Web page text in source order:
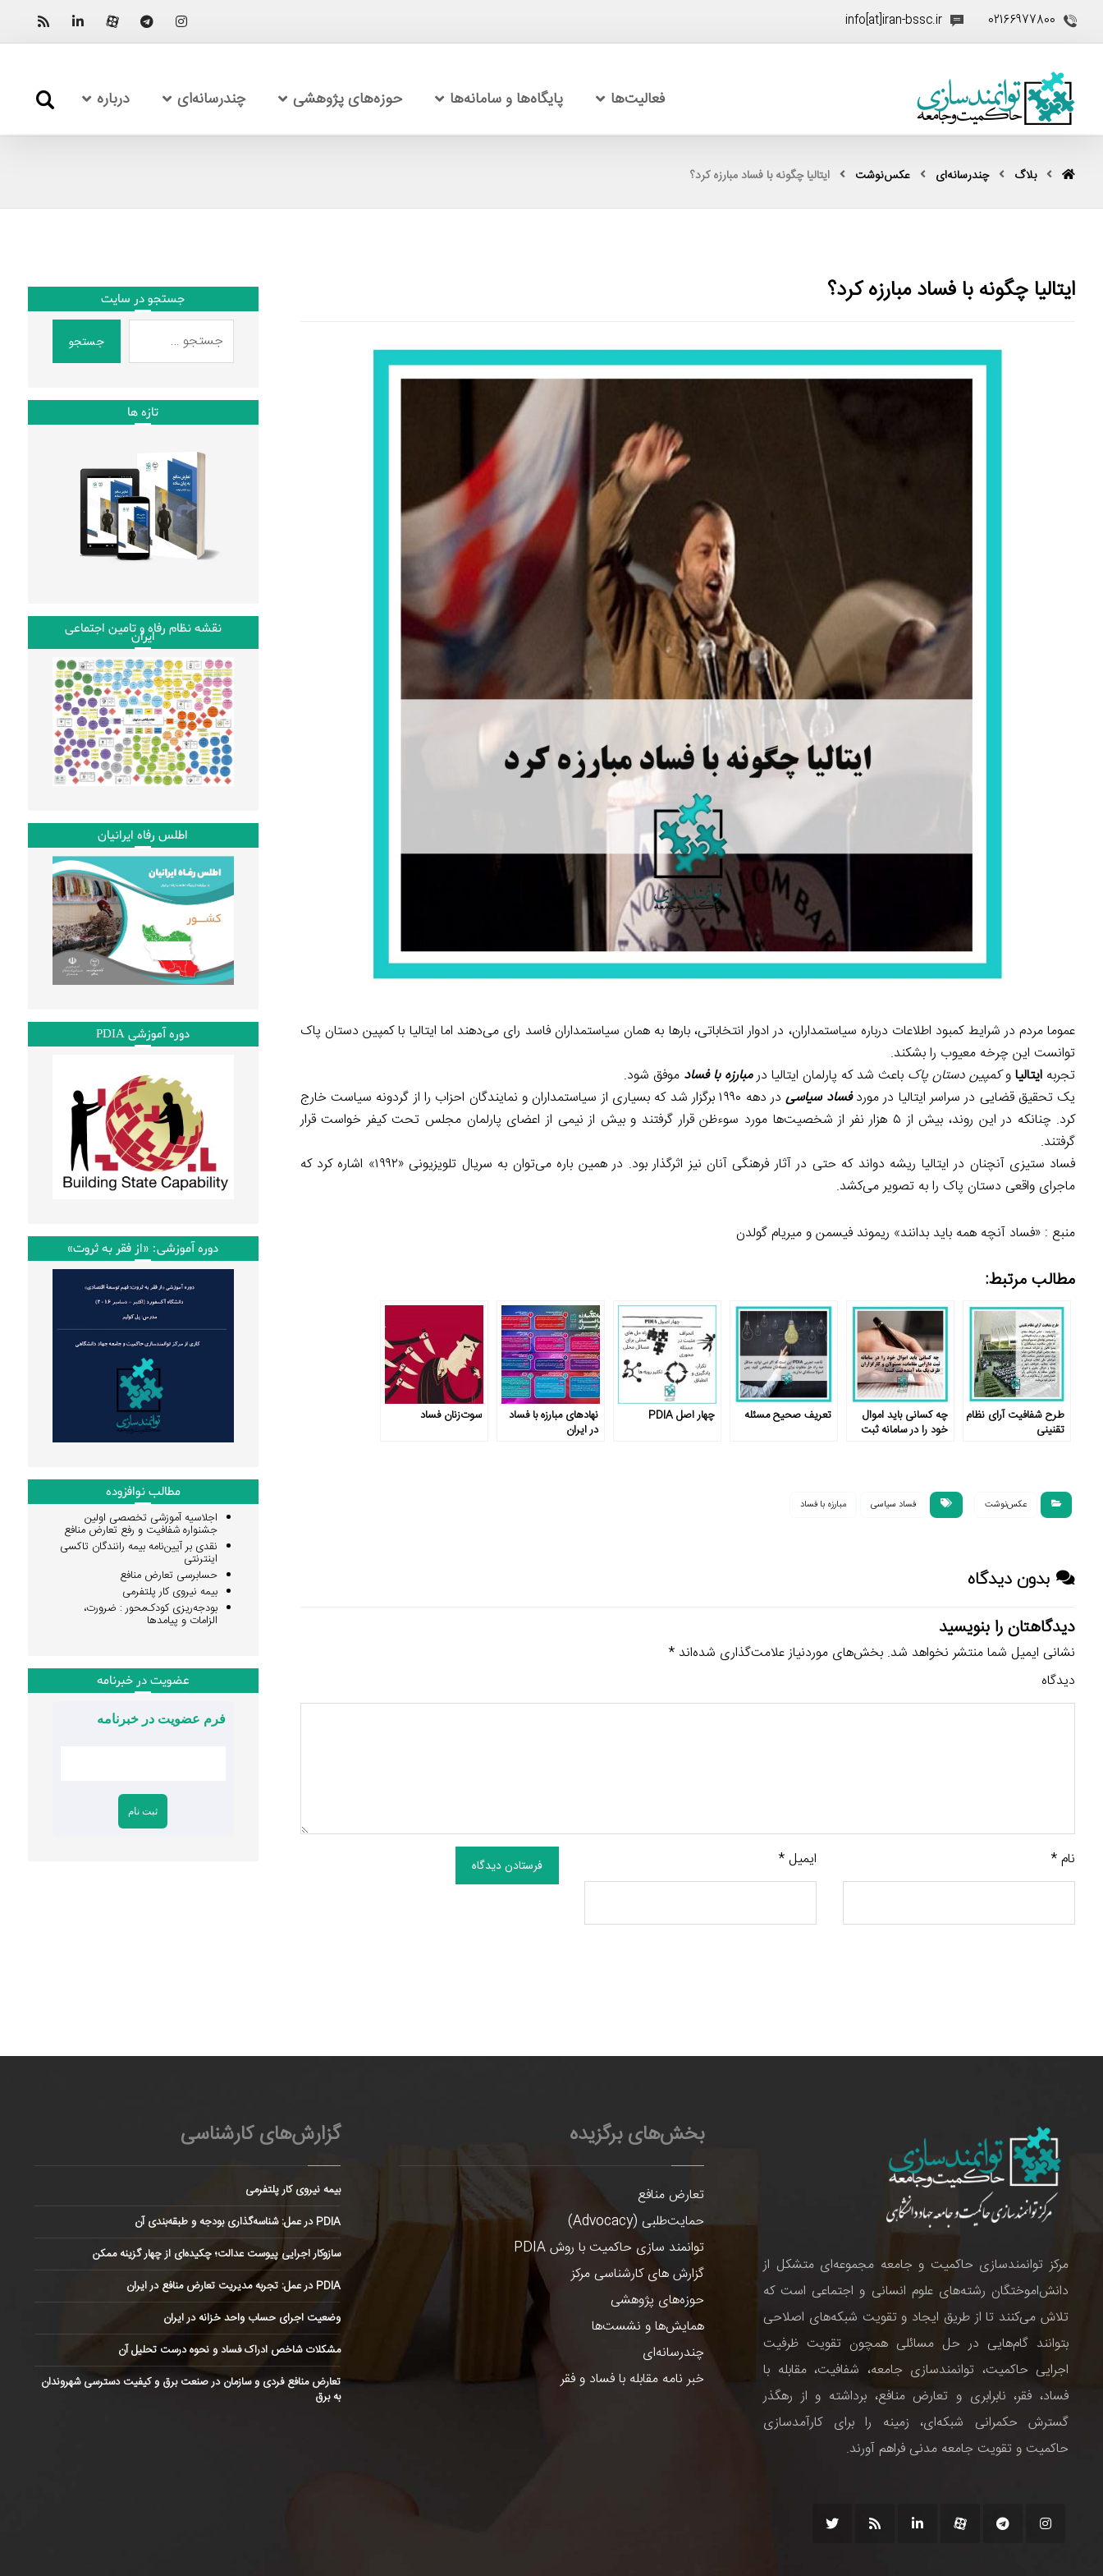
02166977800
info[at]iran-bssc.ir
فعالیت‌ها پایگاه‌ها و سامانه‌ها حوزه‌های پژوهشی چندرسانه‌ای درباره
بلاگ چندرسانه‌ای عکس‌نوشت ایتالیا چگونه با فساد مبارزه کرد؟
ایتالیا چگونه با فساد مبارزه کرد؟
عموما مردم در شرایط کمبود اطلاعات درباره سیاستمداران، در ادوار انتخاباتی، بارها به همان سیاستمداران فاسد رای می‌دهند اما ایتالیا با کمپین دستان پاک
توانست این چرخه معیوب را بشکند.
تجربه ایتالیاوکمپین دستان پاک باعث شد که پارلمان ایتالیا درمبارزه با فساد موفق شود.
یک تحقیق قضایی در سراسر ایتالیا در موردفساد سیاسی
در دهه ۱۹۹۰ برگزار شد که بسیاری از سیاستمداران و نمایندگان احزاب را از گردونه سیاست خارج
کرد. چنانکه در این روند، بیش از ۵ هزار نفر از شخصیت‌ها مورد سوءظن قرار گرفتند و بیش از نیمی از اعضای پارلمان مجلس تحت کیفر خواست قرار
گرفتند.
فساد ستیزی آنچنان در ایتالیا ریشه دواند که حتی در آثار فرهنگی آنان نیز اثرگذار بود. در همین باره می‌توان به سریال تلویزیونی «۱۹۹۲» اشاره کرد که
ماجرای واقعی دستان پاک را به تصویر می‌کشد.
منبع : «فساد آنچه همه باید بدانند‏‬‬» ریموند فیسمن و میریام گولدن
مطالب مرتبط:
طرح شفافیت آرای نظام
تقنینی
چه کسانی باید اموال
خود را در سامانه ثبت
تعریف صحیح مسئله چهار اصل PDIA
نهادهای مبارزه با فساد
در ایران
سوت‌زنان فساد
عکس‌نوشت فساد سیاسی مبارزه با فساد
بدون دیدگاه
دیدگاهتان را بنویسید
نشانی ایمیل شما منتشر نخواهد شد. بخش‌های موردنیاز علامت‌گذاری شده‌اند*
دیدگاه
نام* ایمیل* فرستادن دیدگاه
جستجو در سایت
جستجو
تازه ها
نقشه نظام رفاه و تامین اجتماعی
ایران
اطلس رفاه ایرانیان
دوره آموزشی PDIA
دوره آموزشی: «از فقر به ثروت»
مطالب نوافزوده
اجلاسیه آموزشی تخصصی اولین
جشنواره شفافیت و رفع تعارض منافع
نقدی بر آیین‌نامه بیمه رانندگان تاکسی
اینترنتی
حسابرسی تعارض منافع
بیمه نیروی کار پلتفرمی
بودجه‌ریزی کودک‌محور : ضرورت،
الزامات و پیامدها
عضویت در خبرنامه
فرم عضویت در خبرنامه
مرکز توانمندسازی حاکمیت و جامعه مجموعه‌ای متشکل از
دانش‌اموختگان رشته‌های علوم انسانی و اجتماعی است که
تلاش می‌کنند تا از طریق ایجاد و تقویت شبکه‌های اصلاحی
بتوانند گام‌هایی در حل مسائلی همچون تقویت ظرفیت
اجرایی حاکمیت، توانمندسازی جامعه، شفافیت، مقابله با
فساد، فقر، نابرابری و تعارض منافع، برداشته و از رهگذر
گسترش حکمرانی شبکه‌ای، زمینه را برای کارآمدسازی
حاکمیت و تقویت جامعه مدنی فراهم آورند.
بخش‌های برگزیده
تعارض منافع
حمایت‌طلبی (Advocacy)
توانمند سازی حاکمیت با روش PDIA
گزارش های کارشناسی مرکز
حوزه‌های پژوهشی
همایش‌ها و نشست‌ها
چندرسانه‌ای
خبر نامه مقابله با فساد و فقر
گزارش‌های کارشناسی
بیمه نیروی کار پلتفرمی
PDIA در عمل: شناسه‌گذاری بودجه و طبقه‌بندی آن
سازوکار اجرایی پیوست عدالت؛ چکیده‌ای از چهار گزینه ممکن
PDIA در عمل: تجربه مدیریت تعارض منافع در ایران
وضعیت اجرای حساب واحد خزانه در ایران
مشکلات شاخص ادراک فساد و نحوه درست تحلیل آن
تعارض منافع فردی و سازمان در صنعت برق و کیفیت دسترسی شهروندان
به برق